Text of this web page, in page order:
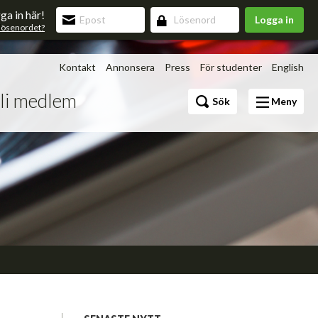
in här! Logga in
Kontakt Annonsera Press För studenter English
medlem Sök Meny
3.0
Förmåner